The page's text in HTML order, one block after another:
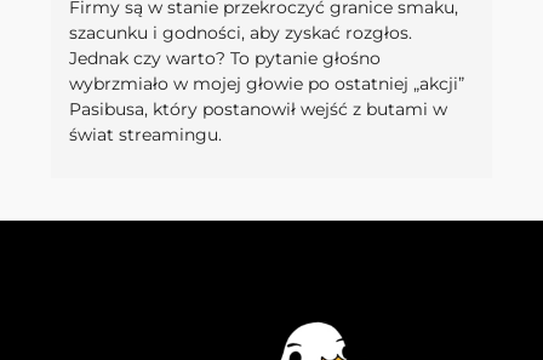
Firmy są w stanie przekroczyć granice smaku,
szacunku i godności, aby zyskać rozgłos.
Jednak czy warto? To pytanie głośno
wybrzmiało w mojej głowie po ostatniej „akcji”
Pasibusa, który postanowił wejść z butami w
świat streamingu.